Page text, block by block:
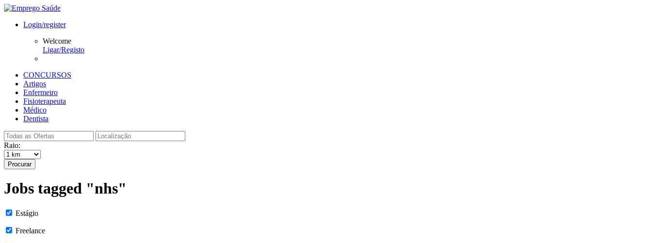
Login/register
Welcome
Ligar/Registo
CONCURSOS
Artigos
Enfermeiro
Fisioterapeuta
Médico
Dentista
Raio:
Procurar
Jobs tagged "nhs"
Estágio
Freelance